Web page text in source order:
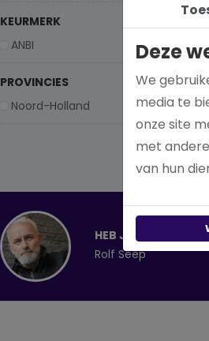
KEURMERK
ANBI
PROVINCIES
Noord-Holland
HEB JE EEN VRAAG?
Rolf Seep
Deze
We
media te
onze site
met
van hun